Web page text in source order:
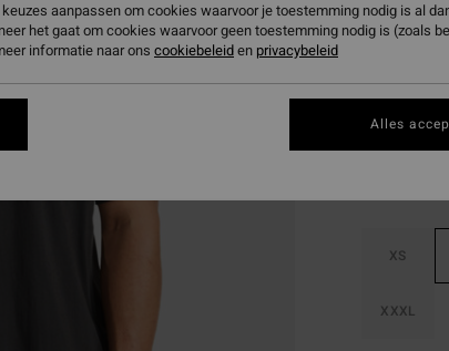
SALE ON
XS
XXXL
aanpassen om cookies waarvoor je toestemming nodig is al
het gaat om cookies waarvoor geen toestemming nodig is (zoals
informatie naar ons cookiebeleiden privacybeleid
Alles